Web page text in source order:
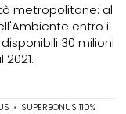
metropolitane: al
entro i
30 milioni
• SUPERBONUS 110%